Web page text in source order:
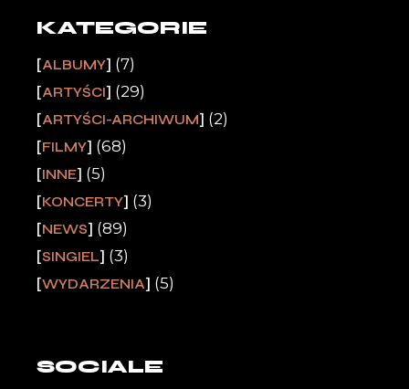
KATEGORIE
ALBUMY (7)
ARTYŚCI (29)
ARTYŚCI-ARCHIWUM (2)
FILMY (68)
INNE (5)
KONCERTY (3)
NEWS (89)
SINGIEL (3)
WYDARZENIA (5)
SOCIALE